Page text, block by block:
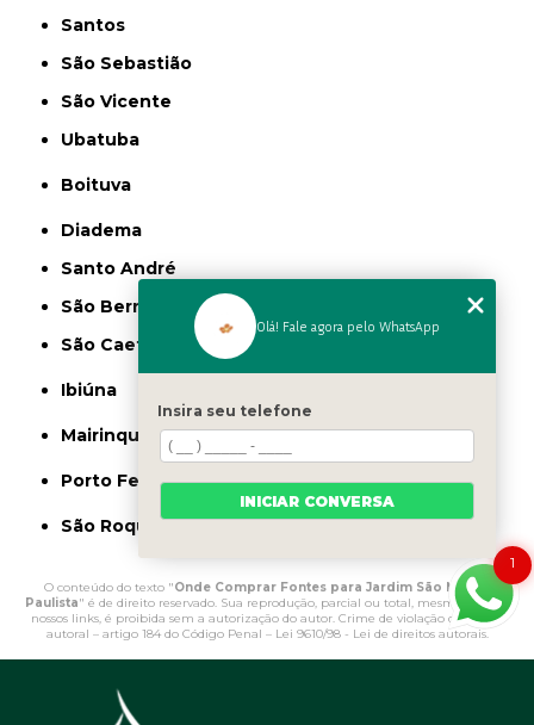
Santos
São Sebastião
São Vicente
Ubatuba
Boituva
Diadema
Santo André
São Bernardo do Campo
São Caetano do Sul
Ibiúna
Mairinque
Porto Feliz
São Roque
O conteúdo do texto "Onde Comprar Fontes para Jardim São Miguel
Paulista" é de direito reservado. Sua reprodução, parcial ou total, mesmo citando
nossos links, é proibida sem a autorização do autor. Crime de violação de direito
autoral – artigo 184 do Código Penal – Lei 9610/98 - Lei de direitos autorais.
1
Olá! Fale agora pelo WhatsApp
Insira seu telefone
INICIAR CONVERSA